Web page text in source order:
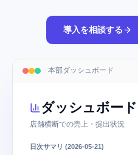
導入を相談する
本部ダッシュボード
ダッシュボード
店舗横断での売上・提出状況
日次サマリ (2026-05-21)